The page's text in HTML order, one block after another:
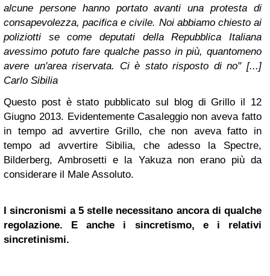
alcune persone hanno portato avanti una protesta di
consapevolezza, pacifica e civile. Noi abbiamo chiesto ai
poliziotti se come deputati della Repubblica Italiana
avessimo potuto fare qualche passo in più, quantomeno
avere un'area riservata. Ci è stato risposto di no" [...]
Carlo Sibilia
Questo post è stato pubblicato sul blog di Grillo il 12
Giugno 2013. Evidentemente Casaleggio non aveva fatto
in tempo ad avvertire Grillo, che non aveva fatto in
tempo ad avvertire Sibilia, che adesso la Spectre,
Bilderberg, Ambrosetti e la Yakuza non erano più da
considerare il Male Assoluto.
I sincronismi a 5 stelle necessitano ancora di qualche
regolazione. E anche i sincretismo, e i relativi
sincretinismi.